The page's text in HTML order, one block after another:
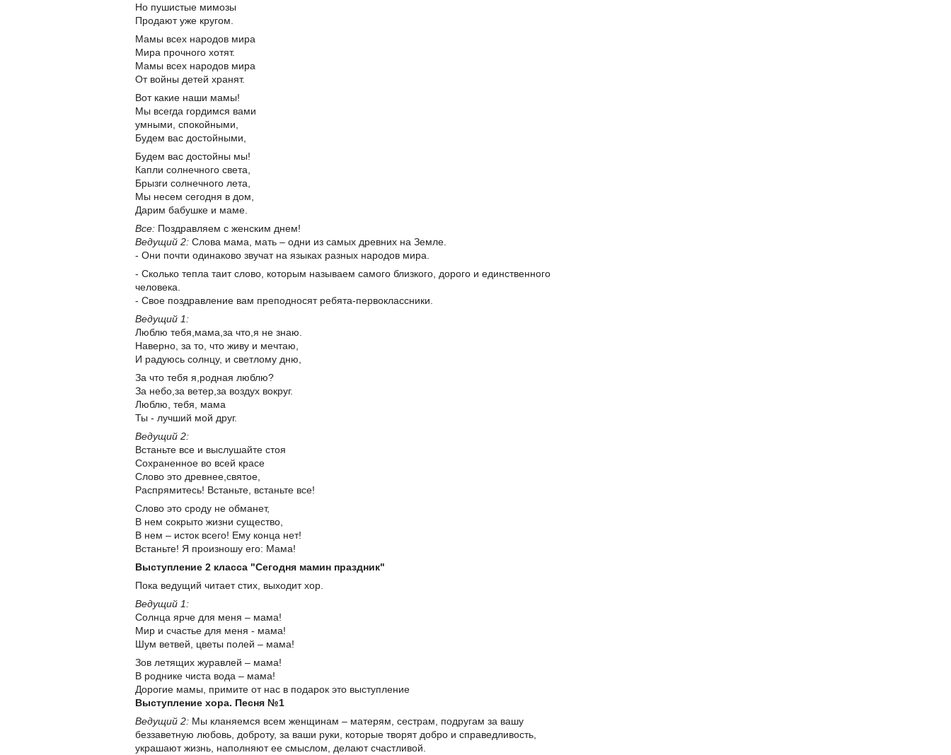
Но пушистые мимозы
Продают уже кругом.
Мамы всех народов мира
Мира прочного хотят.
Мамы всех народов мира
От войны детей хранят.
Вот какие наши мамы!
Мы всегда гордимся вами
умными, спокойными,
Будем вас достойными,
Будем вас достойны мы!
Капли солнечного света,
Брызги солнечного лета,
Мы несем сегодня в дом,
Дарим бабушке и маме.
Все: Поздравляем с женским днем!
Ведущий 2: Слова мама, мать – одни из самых древних на Земле.
- Они почти одинаково звучат на языках разных народов мира.
- Сколько тепла таит слово, которым называем самого близкого, дорого и единственного
человека.
- Свое поздравление вам преподносят ребята-первоклассники.
Ведущий 1:
Люблю тебя,мама,за что,я не знаю.
Наверно, за то, что живу и мечтаю,
И радуюсь солнцу, и светлому дню,
За что тебя я,родная люблю?
За небо,за ветер,за воздух вокруг.
Люблю, тебя, мама
Ты - лучший мой друг.
Ведущий 2:
Встаньте все и выслушайте стоя
Сохраненное во всей красе
Слово это древнее,святое,
Распрямитесь! Встаньте, встаньте все!
Слово это сроду не обманет,
В нем сокрыто жизни существо,
В нем – исток всего! Ему конца нет!
Встаньте! Я произношу его: Мама!
Выступление 2 класса "Сегодня мамин праздник"
Пока ведущий читает стих, выходит хор.
Ведущий 1:
Солнца ярче для меня – мама!
Мир и счастье для меня - мама!
Шум ветвей, цветы полей – мама!
Зов летящих журавлей – мама!
В роднике чиста вода – мама!
Дорогие мамы, примите от нас в подарок это выступление
Выступление хора. Песня №1
Ведущий 2: Мы кланяемся всем женщинам – матерям, сестрам, подругам за вашу
беззаветную любовь, доброту, за ваши руки, которые творят добро и справедливость,
украшают жизнь, наполняют ее смыслом, делают счастливой.